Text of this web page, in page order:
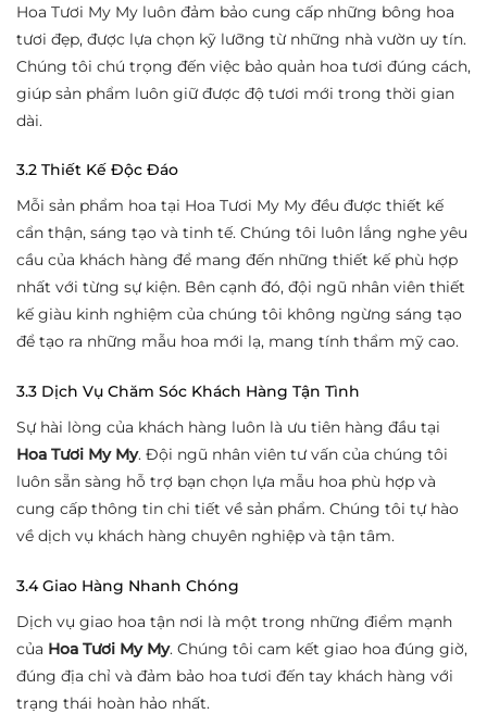
Hoa Tươi My My luôn đảm bảo cung cấp những bông hoa
tươi đẹp, được lựa chọn kỹ lưỡng từ những nhà vườn uy tín.
Chúng tôi chú trọng đến việc bảo quản hoa tươi đúng cách,
giúp sản phẩm luôn giữ được độ tươi mới trong thời gian
dài.
3.2 Thiết Kế Độc Đáo
Mỗi sản phẩm hoa tại Hoa Tươi My My đều được thiết kế
cẩn thận, sáng tạo và tinh tế. Chúng tôi luôn lắng nghe yêu
cầu của khách hàng để mang đến những thiết kế phù hợp
nhất với từng sự kiện. Bên cạnh đó, đội ngũ nhân viên thiết
kế giàu kinh nghiệm của chúng tôi không ngừng sáng tạo
để tạo ra những mẫu hoa mới lạ, mang tính thẩm mỹ cao.
3.3 Dịch Vụ Chăm Sóc Khách Hàng Tận Tình
Sự hài lòng của khách hàng luôn là ưu tiên hàng đầu tại
Hoa Tươi My My. Đội ngũ nhân viên tư vấn của chúng tôi
luôn sẵn sàng hỗ trợ bạn chọn lựa mẫu hoa phù hợp và
cung cấp thông tin chi tiết về sản phẩm. Chúng tôi tự hào
về dịch vụ khách hàng chuyên nghiệp và tận tâm.
3.4 Giao Hàng Nhanh Chóng
Dịch vụ giao hoa tận nơi là một trong những điểm mạnh
của Hoa Tươi My My. Chúng tôi cam kết giao hoa đúng giờ,
đúng địa chỉ và đảm bảo hoa tươi đến tay khách hàng với
trạng thái hoàn hảo nhất.